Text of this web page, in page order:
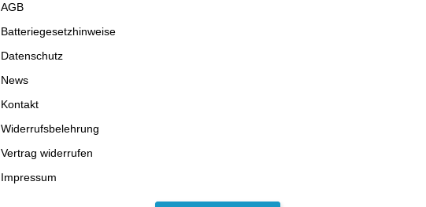
AGB
Batteriegesetzhinweise
Datenschutz
News
Kontakt
Widerrufsbelehrung
Vertrag widerrufen
Impressum